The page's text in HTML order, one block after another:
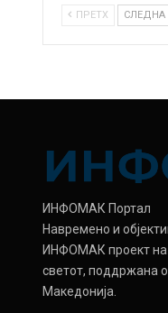
ПРЕТХ СЛЕДНА
ИНФОМАК Портал
Навремено и
ИНФОМАК проект на
светот, поддржана
Македонија.